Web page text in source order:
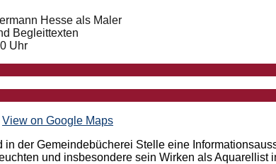
Hesse als Maler
Begleittexten
Uhr
View on Google Maps
in der Gemeindebücherei Stelle eine
und insbesondere sein Wirken als Aquarellist